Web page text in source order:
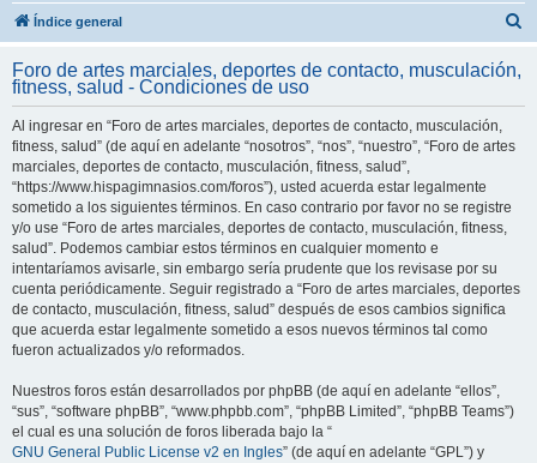
Índice general
c
Foro de artes marciales, deportes de contacto, musculación,
fitness, salud - Condiciones de uso
Al ingresar en “Foro de artes marciales, deportes de contacto, musculación,
fitness, salud” (de aquí en adelante “nosotros”, “nos”, “nuestro”, “Foro de artes
marciales, deportes de contacto, musculación, fitness, salud”,
“https://www.hispagimnasios.com/foros”), usted acuerda estar legalmente
sometido a los siguientes términos. En caso contrario por favor no se registre
y/o use “Foro de artes marciales, deportes de contacto, musculación, fitness,
salud”. Podemos cambiar estos términos en cualquier momento e
intentaríamos avisarle, sin embargo sería prudente que los revisase por su
cuenta periódicamente. Seguir registrado a “Foro de artes marciales, deportes
de contacto, musculación, fitness, salud” después de esos cambios significa
que acuerda estar legalmente sometido a esos nuevos términos tal como
fueron actualizados y/o reformados.
Nuestros foros están desarrollados por phpBB (de aquí en adelante “ellos”,
“sus”, “software phpBB”, “www.phpbb.com”, “phpBB Limited”, “phpBB Teams”)
el cual es una solución de foros liberada bajo la “
GNU General Public License v2 en Ingles” (de aquí en adelante “GPL”) y